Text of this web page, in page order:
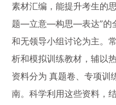
素材汇编，能提升考生的
题—立意—构思—表达”的
和无领导小组讨论为主。
析和模拟训练教材，辅以
资料分为 真题卷、专项训
南。科学利用这些资料，